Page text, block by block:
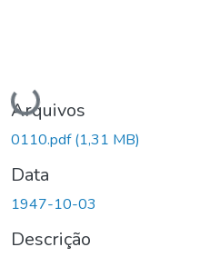
Carregando...
Arquivos
0110.pdf(1,31 MB)
Data
1947-10-03
Descrição